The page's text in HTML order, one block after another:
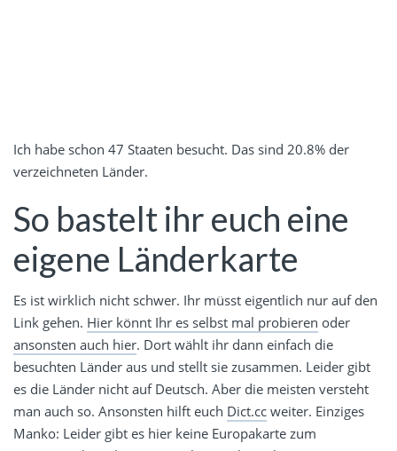
Ich habe schon 47 Staaten besucht. Das sind 20.8% der
verzeichneten Länder.
So bastelt ihr euch eine
eigene Länderkarte
Es ist wirklich nicht schwer. Ihr müsst eigentlich nur auf den
Link gehen. Hier könnt Ihr es selbst mal probieren oder
ansonsten auch hier. Dort wählt ihr dann einfach die
besuchten Länder aus und stellt sie zusammen. Leider gibt
es die Länder nicht auf Deutsch. Aber die meisten versteht
man auch so. Ansonsten hilft euch Dict.cc weiter. Einziges
Manko: Leider gibt es hier keine Europakarte zum